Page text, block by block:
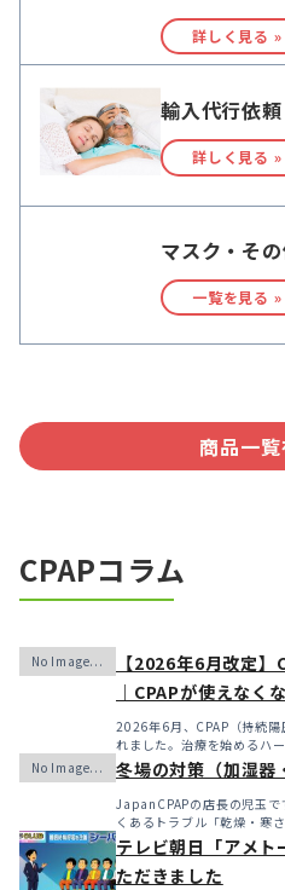
詳しく見る »
輸入代行依頼
詳しく見る »
マスク・そ
一覧を見る »
商品一
CPAPコラム
【2026年6月改定
｜CPAPが使えなく
メリットと「購入」
2026年6月、CPAP（持続
れました。治療を始めるハ
冬場の対策（加湿器
JapanCPAPの店長の児玉で
くあるトラブル「乾燥・寒
テレビ朝日「アメト
ただきました